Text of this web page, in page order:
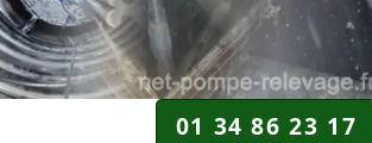
01 34 86 23 17